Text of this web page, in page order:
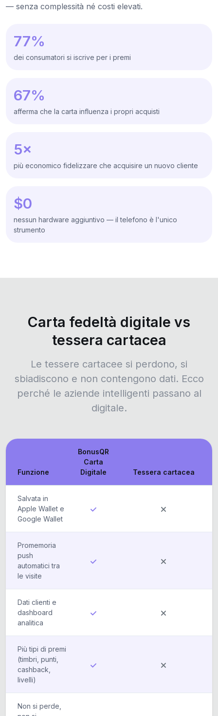
— senza complessità né costi elevati.
77%
dei consumatori si iscrive per i premi
67%
afferma che la carta influenza i propri acquisti
5×
più economico fidelizzare che acquisire un nuovo cliente
$0
nessun hardware aggiuntivo — il telefono è l'unico
strumento
Carta fedeltà digitale vs
tessera cartacea
Le tessere cartacee si perdono, si
sbiadiscono e non contengono dati. Ecco
perché le aziende intelligenti passano al
digitale.
Funzione
BonusQR
Carta
Digitale
Tessera cartacea
Salvata in
Apple Wallet e
Google Wallet
Promemoria
push
automatici tra
le visite
Dati clienti e
dashboard
analitica
Più tipi di premi
(timbri, punti,
cashback,
livelli)
Non si perde,